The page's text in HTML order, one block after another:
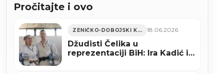
Pročitajte i ovo
ZENIČKO-DOBOJSKI KANTON 18.06.2026
Džudisti Čelika u
reprezentaciji BiH: Ira Kadić i